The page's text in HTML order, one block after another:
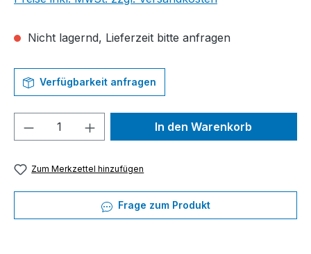
Nicht lagernd, Lieferzeit bitte anfragen
Verfügbarkeit anfragen
Produkt Anzahl: Gib denIn den Warenkorb
Zum Merkzettel hinzufügen
Frage zum Produkt